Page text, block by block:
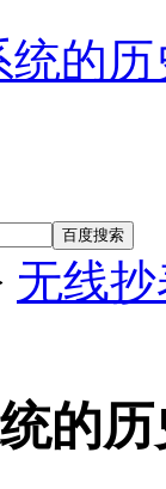
的
无线
的